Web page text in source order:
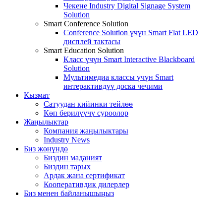
Чекене Industry Digital Signage System
Solution
Smart Conference Solution
Conference Solution үчүн Smart Flat LED
дисплей тактасы
Smart Education Solution
Класс үчүн Smart Interactive Blackboard
Solution
Мультимедиа классы үчүн Smart
интерактивдүү доска чечими
Кызмат
Сатуудан кийинки тейлөө
Көп берилүүчү суроолор
Жаңылыктар
Компания жаңылыктары
Industry News
Биз жөнүндө
Биздин маданият
Биздин тарых
Ардак жана сертификат
Кооперативдик дилерлер
Биз менен байланышыңыз